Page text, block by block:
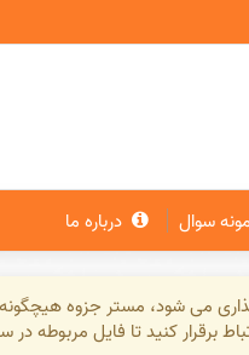
سوال درباره ما
می شود، مستر جزوه
برقرار کنید تا فایل مربوطه